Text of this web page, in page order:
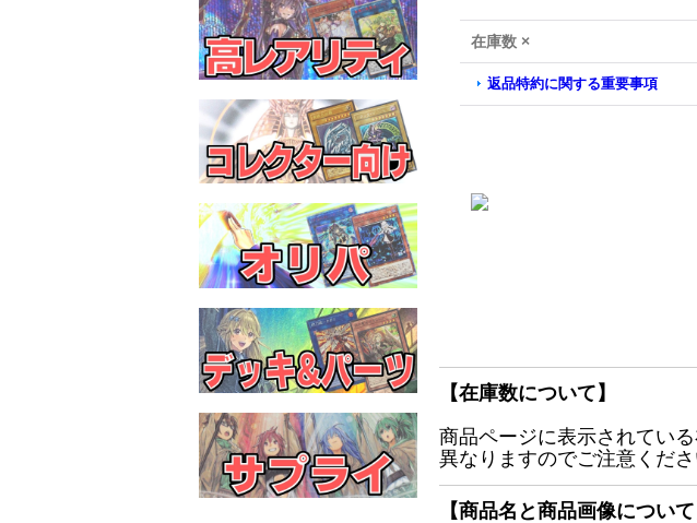
在庫数 ×
返品特約に関する重要事項
【在庫数について】
商品ページに表示されてい
異なりますのでご注意くださ
【商品名と商品画像について